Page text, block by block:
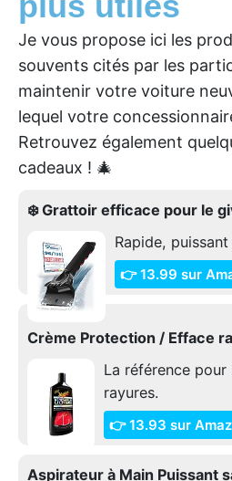
Je vous propose ici les
souvents cités par les
maintenir votre voiture
lequel votre
Retrouvez également
cadeaux ! 🎄
❄️ Grattoir efficace pour le
Rapide,
👉 13.99 sur
Crème Protection / Efface
La référence
rayures.
👉 13.93 sur
Aspirateur à Main Puissant